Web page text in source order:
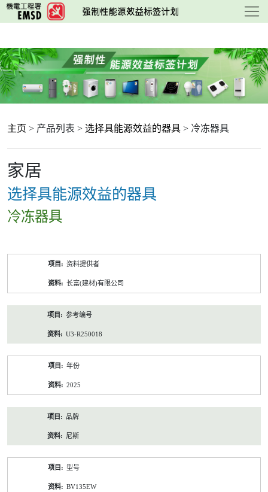
跳
至
要
内
容
主页 > 产品列表 > 选择具能源效益的器具 > 冷冻器具
家居
选择具能源效益的器具
冷冻器具
资料提供者
长富(建材)有限公司
参考编号
U3-R250018
年份
2025
品牌
尼斯
型号
BV135EW